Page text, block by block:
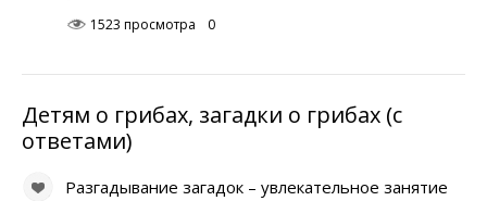
1523 просмотра
0
Детям о грибах, загадки о грибах (с
ответами)
Разгадывание загадок – увлекательное занятие